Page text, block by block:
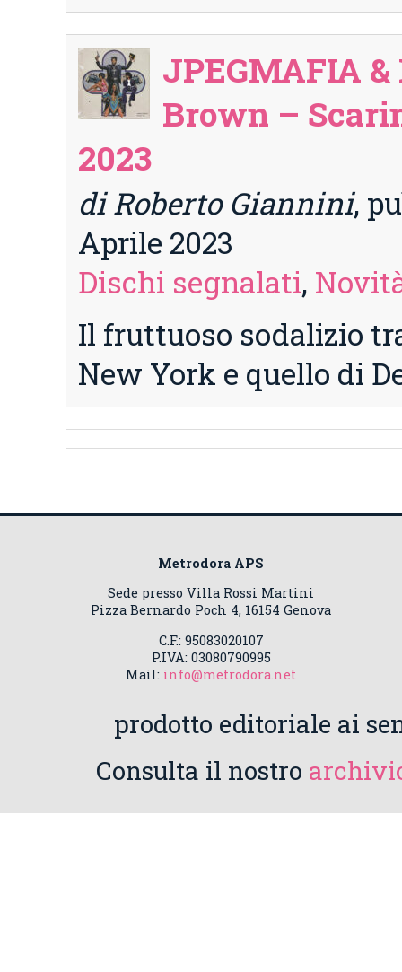
JPEGMAFIA
Brown –
2023
di Roberto Giannini,
Aprile 2023
Dischi segnalati,
Il fruttuoso sodalizio
New York e quello di
Metrodora APS
Sede presso Villa Rossi Martini
Pizza Bernardo Poch 4, 16154 Genova
C.F.: 95083020107
P.IVA: 03080790995
Mail: info@metrodora.net
prodotto editoriale ai
Consulta il nostro